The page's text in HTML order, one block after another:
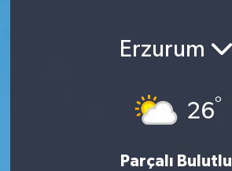
Erzurum
26°
Parçalı Bulutlu
Kültür & Sanat